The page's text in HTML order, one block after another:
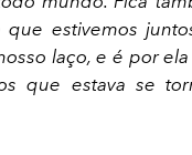
estivemos
laço, e é por
que estava se